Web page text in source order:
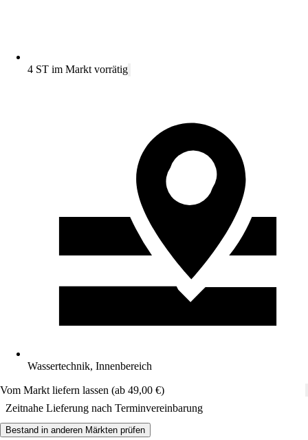
4 ST im Markt vorrätig
Wassertechnik, Innenbereich
Vom Markt liefern lassen (ab 49,00 €)
Zeitnahe Lieferung nach Terminvereinbarung
Bestand in anderen Märkten prüfen